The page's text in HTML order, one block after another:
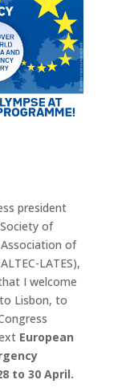
president
of
of
LATES),
I welcome
Lisbon, to
European
to 30 April.